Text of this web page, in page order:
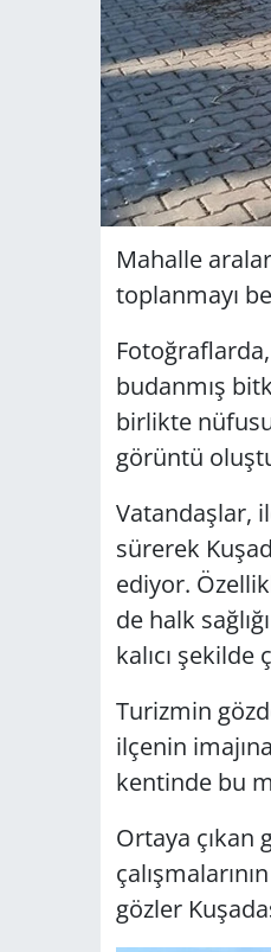
Mahalle
toplanmayı
budanmış
birlikte
görüntü
Vatandaşlar,
sürerek
ediyor.
de halk
kalıcı
Turizmin
ilçenin
kentinde bu
Ortaya çıkan
gözler